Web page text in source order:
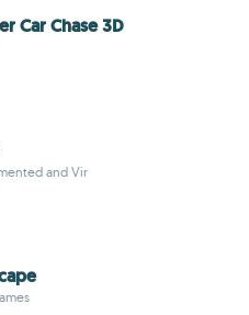
Car Chase 3D
and Vir